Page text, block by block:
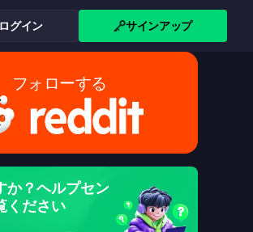
ログイン サインアップ
フォローする
か？ヘルプセン
ください